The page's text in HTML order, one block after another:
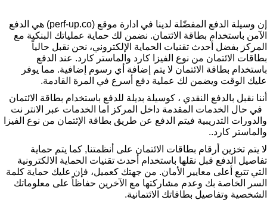
إن وسيلة الدفع المفضّلة لدينا في ادارة موقع (perf-up.co) هي الدفع
الآمن باستخدام بطاقة الائتمان. نضمن لك حماية عملياتك البنكية مع
المركز بفضل أحدث تقنيات الحماية الإلكتروني، نحن نقبل حالياً
بطاقات الائتمان من نوع الفيزا كارد والماستر كارد. عند الدفع
باستخدام بطاقة الائتمان لا يتم إضافة أي رسوم إضافية. مما يوفر
عليك الوقت ويضمن لك عملية دفع أسرع في المرة القادمة.
أننا نقبل بالدفع النقدي ، كوسيلة بديلة للدفع باستخدام بطاقة الائتمان
في حال الخدمات المقدمة داخل المركز اما الخدمات عبر الانتر نت
والدورات التدريبية فيتم الدفع عن طريق بطاقة الإئتمان من نوع الفيزا
والماستر كارد..
لا يتم تخزين أرقام بطاقات الائتمان على أنظمتنا, كما يتم حماية
تفاصيل الدفع قبل نقلها باستخدام أحدث تقنيات الحماية الالكترونية
التي تتبع أعلى معايير الأمان. من جهتك كعميل، فإن عليك حماية كلمة
السر الخاصة بك وعدم مشاركتها مع الآخرين حفاظاً على معلوماتك
الشخصية وتفاصيل بطاقاتك الائتمانية.